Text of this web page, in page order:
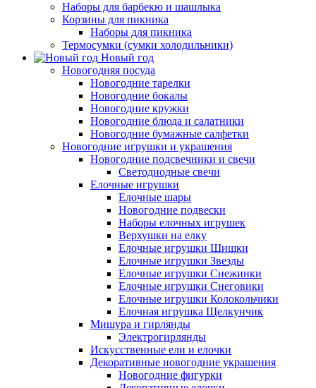
Наборы для барбекю и шашлыка
Корзины для пикника
Наборы для пикника
Термосумки (сумки холодильники)
Новый год
Новогодняя посуда
Новогодние тарелки
Новогодние бокалы
Новогодние кружки
Новогодние блюда и салатники
Новогодние бумажные салфетки
Новогодние игрушки и украшения
Новогодние подсвечники и свечи
Светодиодные свечи
Елочные игрушки
Елочные шары
Новогодние подвески
Наборы елочных игрушек
Верхушки на елку
Елочные игрушки Шишки
Елочные игрушки Звезды
Елочные игрушки Снежинки
Елочные игрушки Снеговики
Елочные игрушки Колокольчики
Елочная игрушка Щелкунчик
Мишура и гирлянды
Электрогирлянды
Искусственные ели и елочки
Декоративные новогодние украшения
Новогодние фигурки